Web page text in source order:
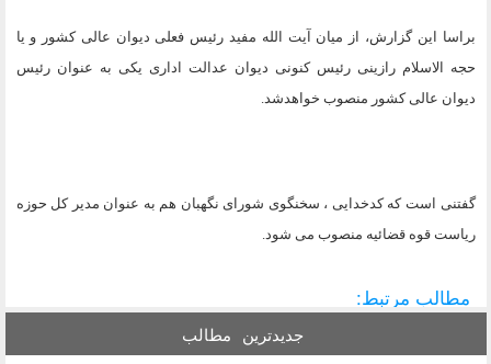
براسا این گزارش، از میان آیت الله مفید رئیس فعلی دیوان عالی کشور و یا
حجه الاسلام رازینی رئیس کنونی دیوان عدالت اداری یکی به عنوان رئیس
دیوان عالی کشور منصوب خواهدشد.
گفتنی است که کدخدایی ، سخنگوی شورای نگهبان هم به عنوان مدیر کل حوزه
ریاست قوه قضائیه منصوب می شود.
مطالب مرتبط:
جدیدترین مطالب